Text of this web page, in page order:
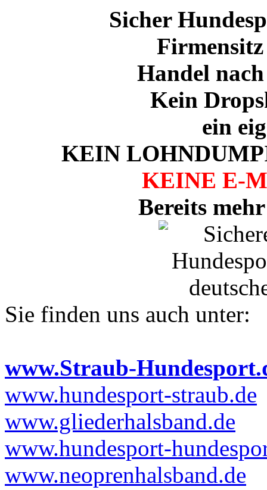
Sicher
Handel
Kein
ein
KEIN
KEINE E-
Bereits
Sie finden uns auch unter:
www.Straub-
www.hundesport-straub.de
www.gliederhalsband.de
www.hundesport-
www.neoprenhalsband.de